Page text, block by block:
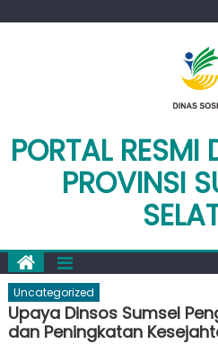
PORTAL RESMI
PROVINSI
Uncategorized
Upaya Dinsos Sumsel
dan Peningkatan